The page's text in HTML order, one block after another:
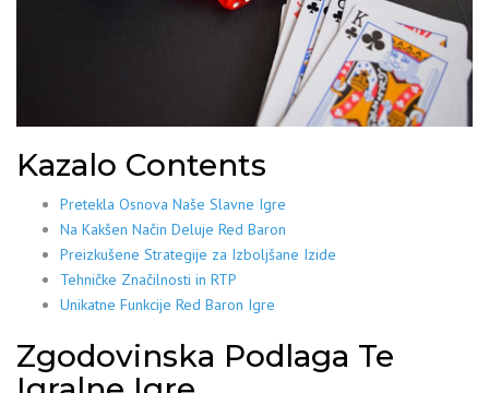
Kazalo Contents
Pretekla Osnova Naše Slavne Igre
Na Kakšen Način Deluje Red Baron
Preizkušene Strategije za Izboljšane Izide
Tehničke Značilnosti in RTP
Unikatne Funkcije Red Baron Igre
Zgodovinska Podlaga Te